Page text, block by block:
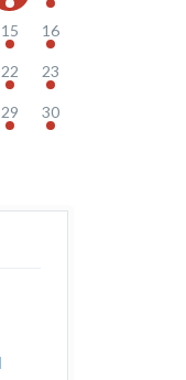
15 16
22 23
29 30